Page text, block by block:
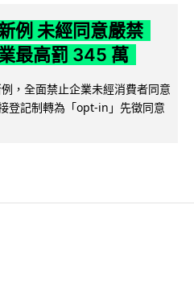
例 未經同意嚴禁
最高罰 345 萬
，全面禁止企業未經消費者同意
登記制轉為「opt-in」先徵同意